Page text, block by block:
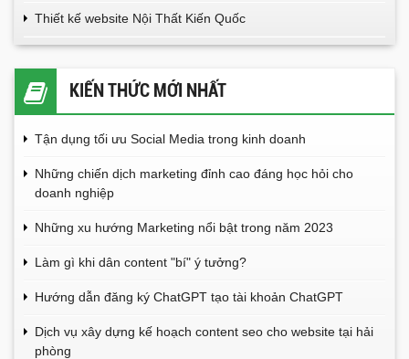
Thiết kế website Nội Thất Kiến Quốc
KIẾN THỨC MỚI NHẤT
Tận dụng tối ưu Social Media trong kinh doanh
Những chiến dịch marketing đỉnh cao đáng học hỏi cho
doanh nghiệp
Những xu hướng Marketing nổi bật trong năm 2023
Làm gì khi dân content "bí" ý tưởng?
Hướng dẫn đăng ký ChatGPT tạo tài khoản ChatGPT
Dịch vụ xây dựng kế hoạch content seo cho website tại hải
phòng